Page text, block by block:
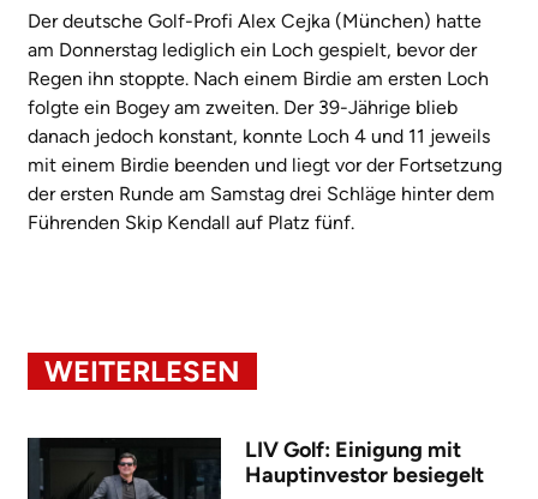
Der deutsche Golf-Profi Alex Cejka (München) hatte
am Donnerstag lediglich ein Loch gespielt, bevor der
Regen ihn stoppte. Nach einem Birdie am ersten Loch
folgte ein Bogey am zweiten. Der 39-Jährige blieb
danach jedoch konstant, konnte Loch 4 und 11 jeweils
mit einem Birdie beenden und liegt vor der Fortsetzung
der ersten Runde am Samstag drei Schläge hinter dem
Führenden Skip Kendall auf Platz fünf.
WEITERLESEN
LIV Golf: Einigung mit
Hauptinvestor besiegelt